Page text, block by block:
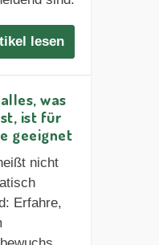
lesen
was
ist für
geeignet
nicht
Erfahre,